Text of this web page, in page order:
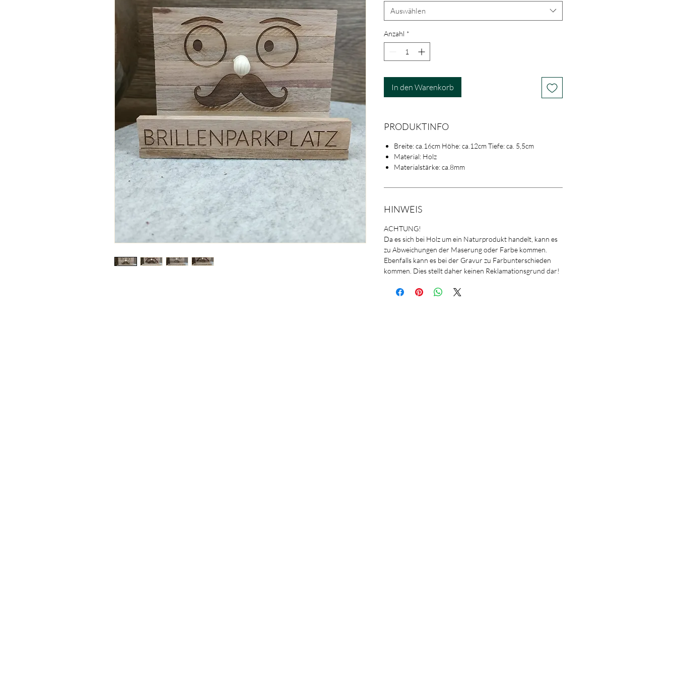
Auswählen
Anzahl *
In den Warenkorb
PRODUKTINFO
Breite: ca.16cm Höhe: ca.12cm Tiefe: ca. 5,5cm
Material: Holz
Materialstärke: ca.8mm
HINWEIS
ACHTUNG!
Da es sich bei Holz um ein Naturprodukt handelt, kann es
zu Abweichungen der Maserung oder Farbe kommen.
Ebenfalls kann es bei der Gravur zu Farbunterschieden
kommen. Dies stellt daher keinen Reklamationsgrund dar!